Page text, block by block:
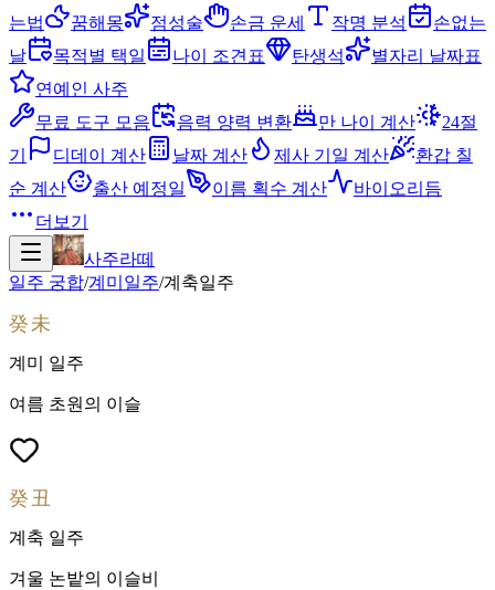
는법
꿈해몽 점성술 손금 운세 작명 분석
손없는
날
목적별 택일 나이 조견표 탄생석
별자리 날짜표
연예인 사주
무료 도구 모음
음력 양력 변환 만 나이 계산
24절
기
디데이 계산 날짜 계산 제사 기일 계산
환갑 칠
순 계산
출산 예정일 이름 획수 계산
바이오리듬
더보기
사주라떼
일주 궁합/계미 일주/계축일주
癸未
계미 일주
여름 초원의 이슬
癸丑
계축 일주
겨울 논밭의 이슬비